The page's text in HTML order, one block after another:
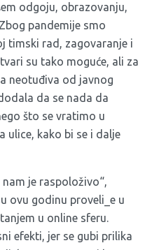
odgoju, obrazovanju,
pandemije smo
timski rad, zagovaranje i
su tako moguće, ali za
neotuđiva od javnog
da se nada da
što se vratimo u
ulice, kako bi se i dalje
je raspoloživo“,
ovu godinu proveli_e u
u online sferu.
efekti, jer se gubi prilika